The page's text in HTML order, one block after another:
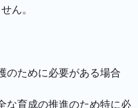
ん。
のために必要がある場合
な育成の推進のため特に必